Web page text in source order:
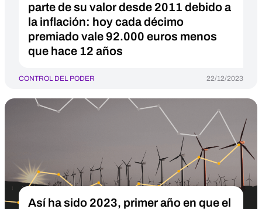
parte de su valor desde 2011 debido a
la inflación: hoy cada décimo
premiado vale 92.000 euros menos
que hace 12 años
CONTROL DEL PODER 22/12/2023
Así ha sido 2023, primer año en que el